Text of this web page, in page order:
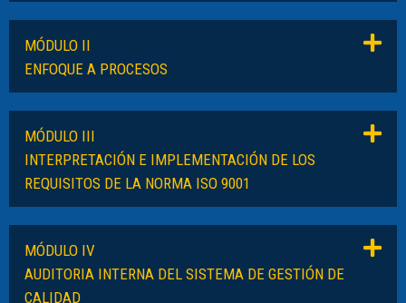
MÓDULO II
ENFOQUE A PROCESOS
MÓDULO III
INTERPRETACIÓN E IMPLEMENTACIÓN DE LOS
REQUISITOS DE LA NORMA ISO 9001
MÓDULO IV
AUDITORIA INTERNA DEL SISTEMA DE GESTIÓN DE
CALIDAD